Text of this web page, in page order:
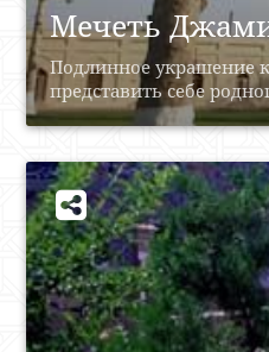
Мечеть
Подлинное украшение
представить себе